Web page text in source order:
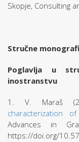
Skopje, Consulting
Stručne
Poglavlja u
inostranstvu
1. V. Maraš
characterization
Advances in
https://doi.org/